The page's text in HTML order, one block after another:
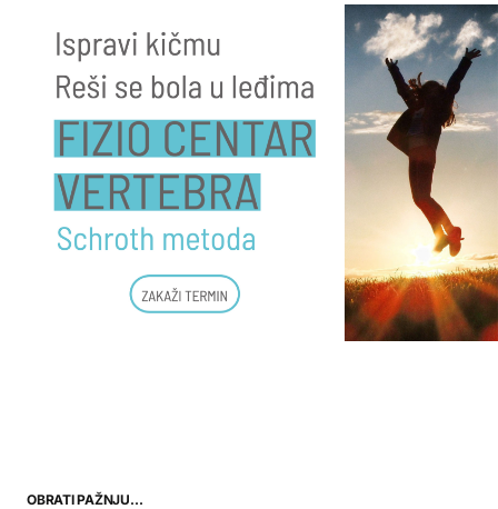
OBRATI PAŽNJU…